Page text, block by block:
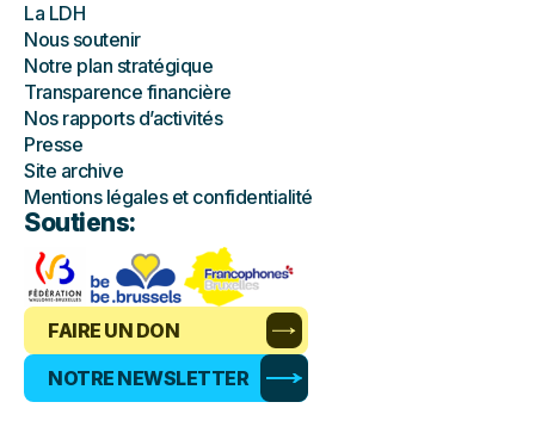
La LDH
Nous soutenir
Notre plan stratégique
Transparence financière
Nos rapports d’activités
Presse
Site archive
Mentions légales et confidentialité
Soutiens:
FAIRE UN DON
NOTRE NEWSLETTER